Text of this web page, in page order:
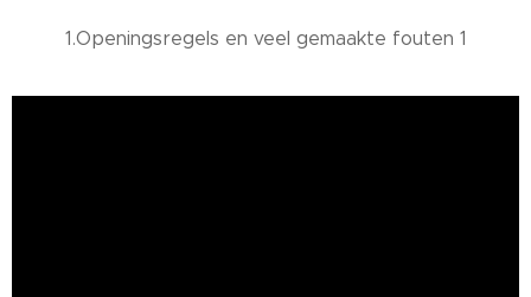
1.Openingsregels en veel gemaakte fouten 1